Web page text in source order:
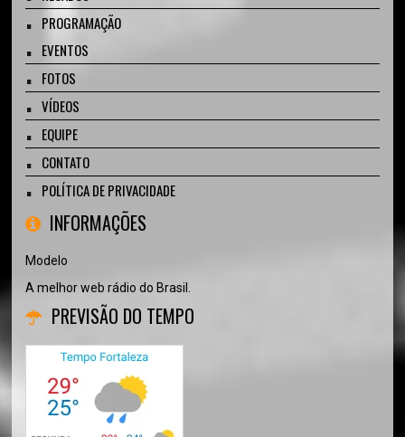
PROGRAMAÇÃO
EVENTOS
FOTOS
VÍDEOS
EQUIPE
CONTATO
POLÍTICA DE PRIVACIDADE
INFORMAÇÕES
Modelo
A melhor web rádio do Brasil.
PREVISÃO DO TEMPO